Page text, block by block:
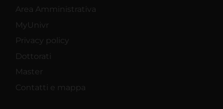
Area Amministrativa
MyUnivr
Privacy policy
Dottorati
Master
Contatti e mappa